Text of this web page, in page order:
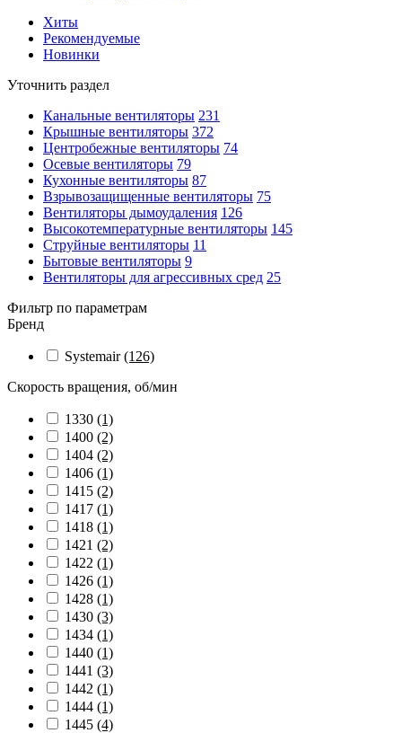
Хиты
Рекомендуемые
Новинки
Уточнить раздел
Канальные вентиляторы 231
Крышные вентиляторы 372
Центробежные вентиляторы 74
Осевые вентиляторы 79
Кухонные вентиляторы 87
Взрывозащищенные вентиляторы 75
Вентиляторы дымоудаления 126
Высокотемпературные вентиляторы 145
Струйные вентиляторы 11
Бытовые вентиляторы 9
Вентиляторы для агрессивных сред 25
Фильтр по параметрам
Бренд
Systemair(126)
Скорость вращения, об/мин
1330 (1)
1400 (2)
1404 (2)
1406 (1)
1415 (2)
1417 (1)
1418 (1)
1421 (2)
1422 (1)
1426 (1)
1428 (1)
1430 (3)
1434 (1)
1440 (1)
1441 (3)
1442 (1)
1444 (1)
1445 (4)